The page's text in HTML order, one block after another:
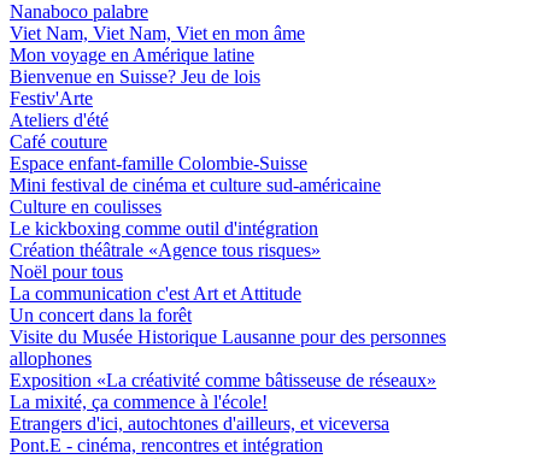
Nanaboco palabre
Viet Nam, Viet Nam, Viet en mon âme
Mon voyage en Amérique latine
Bienvenue en Suisse? Jeu de lois
Festiv'Arte
Ateliers d'été
Café couture
Espace enfant-famille Colombie-Suisse
Mini festival de cinéma et culture sud-américaine
Culture en coulisses
Le kickboxing comme outil d'intégration
Création théâtrale «Agence tous risques»
Noël pour tous
La communication c'est Art et Attitude
Un concert dans la forêt
Visite du Musée Historique Lausanne pour des personnes
allophones
Exposition «La créativité comme bâtisseuse de réseaux»
La mixité, ça commence à l'école!
Etrangers d'ici, autochtones d'ailleurs, et viceversa
Pont.E - cinéma, rencontres et intégration